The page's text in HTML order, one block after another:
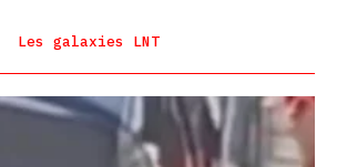
Les galaxies LNT